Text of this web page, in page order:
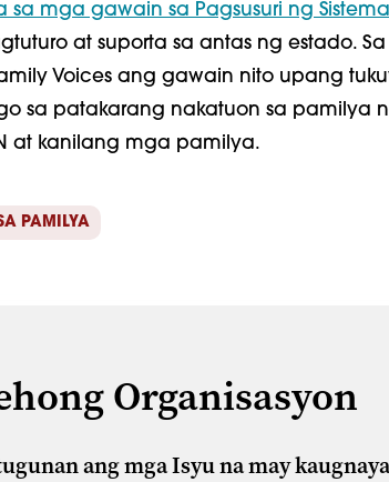
mga gawain sa Pagsusuri ng Sistema
at suporta sa antas ng estado. Sa
Voices ang gawain nito upang
sa patakarang nakatuon sa pamilya
at kanilang mga pamilya.
PAMILYA
Organisasyon
ang mga Isyu na may